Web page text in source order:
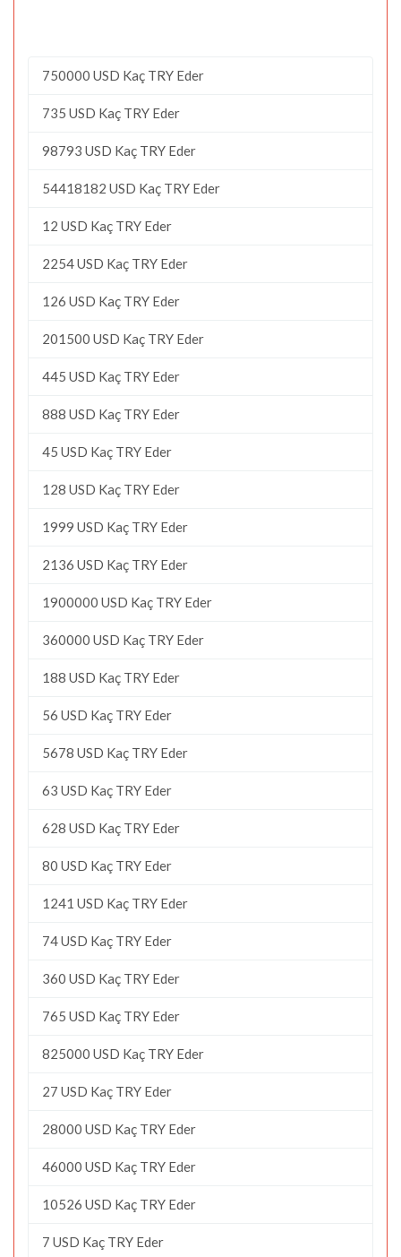
750000 USD Kaç TRY Eder
735 USD Kaç TRY Eder
98793 USD Kaç TRY Eder
54418182 USD Kaç TRY Eder
12 USD Kaç TRY Eder
2254 USD Kaç TRY Eder
126 USD Kaç TRY Eder
201500 USD Kaç TRY Eder
445 USD Kaç TRY Eder
888 USD Kaç TRY Eder
45 USD Kaç TRY Eder
128 USD Kaç TRY Eder
1999 USD Kaç TRY Eder
2136 USD Kaç TRY Eder
1900000 USD Kaç TRY Eder
360000 USD Kaç TRY Eder
188 USD Kaç TRY Eder
56 USD Kaç TRY Eder
5678 USD Kaç TRY Eder
63 USD Kaç TRY Eder
628 USD Kaç TRY Eder
80 USD Kaç TRY Eder
1241 USD Kaç TRY Eder
74 USD Kaç TRY Eder
360 USD Kaç TRY Eder
765 USD Kaç TRY Eder
825000 USD Kaç TRY Eder
27 USD Kaç TRY Eder
28000 USD Kaç TRY Eder
46000 USD Kaç TRY Eder
10526 USD Kaç TRY Eder
7 USD Kaç TRY Eder